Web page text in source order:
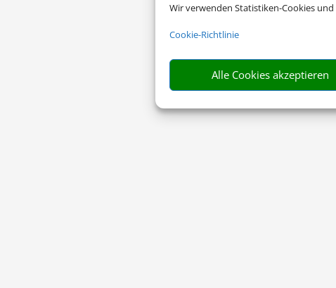
Wir verwenden Statistiken-Cookies
Cookie-Richtlinie
Alle Cookies akzeptieren